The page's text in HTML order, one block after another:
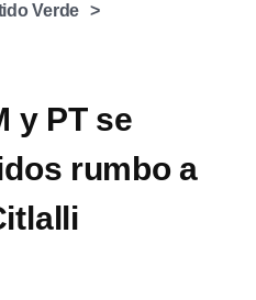
Verde
y PT se
rumbo a